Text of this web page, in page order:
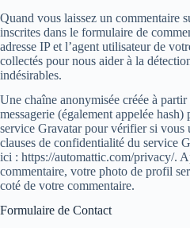
Quand vous laissez un commentaire
inscrites dans le formulaire de
adresse IP et l’agent utilisateur de
collectés pour nous aider à la
indésirables.
Une chaîne anonymisée créée à partir
messagerie (également appelée hash)
service Gravatar pour vérifier si vous
clauses de confidentialité du service
ici : https://automattic.com/privacy/.
commentaire, votre photo de profil
coté de votre commentaire.
Formulaire de Contact